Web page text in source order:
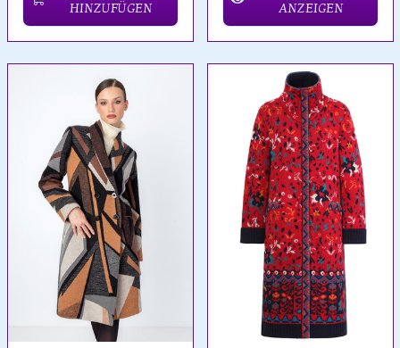
HINZUFÜGEN
ANZEIGEN